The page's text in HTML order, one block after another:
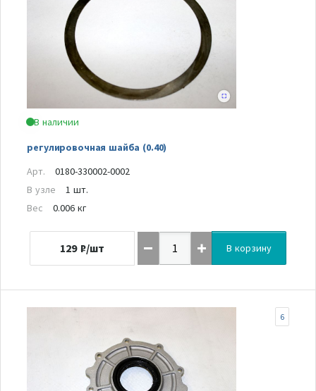
В наличии
регулировочная шайба (0.40)
Арт.
0180-330002-0002
В узле
1 шт.
Вес
0.006 кг
129 ₽/шт В корзину
6